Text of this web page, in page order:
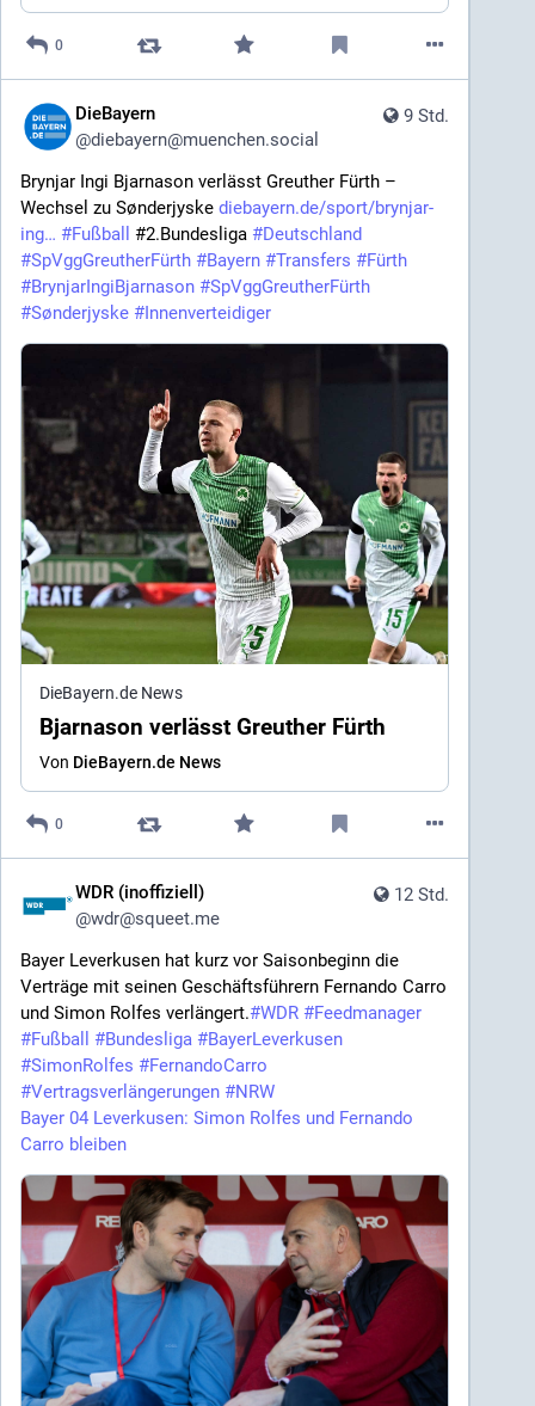
0
9 Std.
DieBayern
@diebayern@muenchen.social
Brynjar Ingi Bjarnason verlässt Greuther Fürth –
Wechsel zu Sønderjyske diebayern.de/sport/brynjar-
ing
#Fußball #2.Bundesliga #Deutschland
#SpVggGreutherFürth #Bayern #Transfers #Fürth
#BrynjarIngiBjarnason #SpVggGreutherFürth
#Sønderjyske #Innenverteidiger
DieBayern.de News
Bjarnason verlässt Greuther Fürth
Von DieBayern.de News
0
12 Std.
WDR (inoffiziell)
@wdr@squeet.me
Bayer Leverkusen hat kurz vor Saisonbeginn die
Verträge mit seinen Geschäftsführern Fernando Carro
und Simon Rolfes verlängert.#WDR #Feedmanager
#Fußball #Bundesliga #BayerLeverkusen
#SimonRolfes #FernandoCarro
#Vertragsverlängerungen #NRW
Bayer 04 Leverkusen: Simon Rolfes und Fernando
Carro bleiben